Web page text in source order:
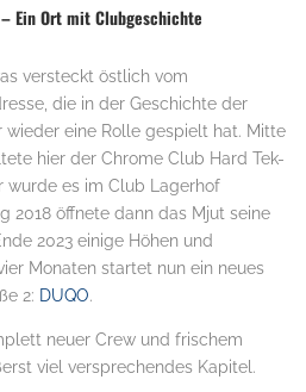
Ein Ort mit Clubgeschichte
versteckt östlich vom
die in der Geschichte der
eine Rolle gespielt hat. Mitte
hier der Chrome Club Hard Tek-
wurde es im Club Lagerhof
2018 öffnete dann das Mjut seine
2023 einige Höhen und
Monaten startet nun ein neues
2: DUQO.
neuer Crew und frischem
viel versprechendes Kapitel.